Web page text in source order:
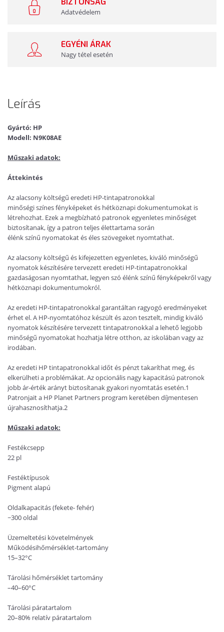
Adatvédelem
EGYÉNI ÁRAK
Nagy tétel esetén
Leírás
Gyártó: HP
Modell: N9K08AE
Műszaki adatok:
Áttekintés
Az alacsony költségű eredeti HP-tintapatronokkal
minőségiszínesfényképeket és hétköznapi dokumentumokat is
létrehozhat. Ezek a megbízható patronok egyenletes minőséget
biztosítanak, így a patron teljes élettartama során
élénkszínű nyomatokat és éles szövegeket nyomtathat.
Az alacsony költségű és kifejezetten egyenletes, kiváló minőségű
nyomatok készítésére tervezett eredeti HP-tintapatronokkal
gazdaságosan nyomtathat, legyen szó élénkszínű fényképekről vagy
hétköznapi dokumentumokról.
Az eredeti HP-tintapatronokkal garantáltan ragyogó eredményeket
érhet el. A HP-nyomtatóhoz készült és azon tesztelt, mindig kiváló
nyomatok készítésére tervezett tintapatronokkal a lehető legjobb
minőségű nyomatokat hozhatja létre otthon, az iskolában vagy az
irodában.
Az eredeti HP tintapatronokkal időt és pénzt takaríthat meg, és
elkerülheti a problémákat. Az opcionális nagy kapacitású patronok
jobb ár-érték arányt biztosítanak gyakori nyomtatás esetén.1
Patronjait a HP Planet Partners program keretében díjmentesen
újrahasznosíthatja.2
Műszaki adatok:
Festékcsepp
22 pl
Festéktípusok
Pigment alapú
Oldalkapacitás (fekete-fehér)
~300 oldal
Üzemeltetési követelmények
Működésihőmérséklet-tartomány
15–32°C
Tárolási hőmérséklet tartomány
–40–60°C
Tárolási páratartalom
20–80% relatív páratartalom